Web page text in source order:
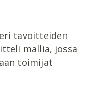
tavoitteiden
mallia, jossa
toimijat